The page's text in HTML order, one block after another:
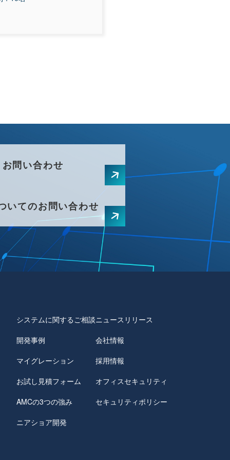
お問い合わせ
いてのお問い合わせ
システムに関するご相談
開発事例
マイグレーション
お試し見積フォーム
AMCの3つの強み
ニアショア開発
ニュースリリース
会社情報
採用情報
オフィスセキュリティ
セキュリティポリシー